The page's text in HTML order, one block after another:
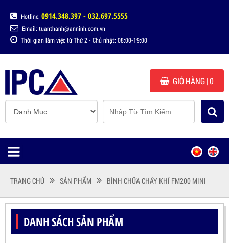
Hotline: 0914.348.397 - 032.697.5555
Email: tuanthanh@anninh.com.vn
Thời gian làm việc từ Thứ 2 - Chủ nhật: 08:00-19:00
GIỎ HÀNG| 0
TRANG CHỦ SẢN PHẨM BÌNH CHỮA CHÁY KHÍ FM200 MINI
DANH SÁCH SẢN PHẨM